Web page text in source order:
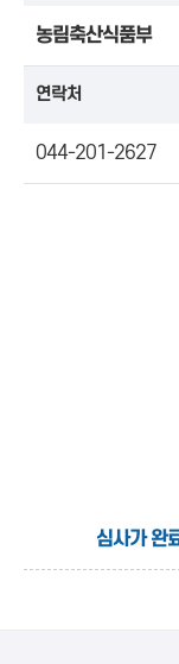
농림축산식품부
연락처
044-201-2627
심사가 완